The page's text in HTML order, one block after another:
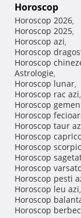
Horoscop
Horoscop 2026,
Horoscop 2025,
Horoscop azi,
Horoscop
Horoscop
Astrologie,
Horoscop lunar,
Horoscop rac azi,
Horoscop
Horoscop
Horoscop taur
Horoscop
Horoscop
Horoscop
Horoscop
Horoscop pesti
Horoscop leu azi,
Horoscop
Horoscop